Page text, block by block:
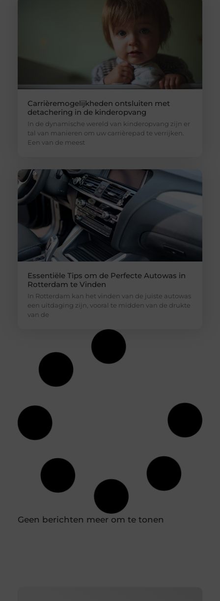
Carrièremogelijkheden ontsluiten met
detachering in de kinderopvang
In de dynamische wereld van kinderopvang zijn er
tal van manieren om uw carrièrepad te verrijken.
Een van de meest
Essentiële Tips om de Perfecte Autowas in
Rotterdam te Vinden
In Rotterdam kan het vinden van de juiste autowas
een uitdaging zijn, vooral te midden van de drukte
van de
de juiste productkeuzes
Je loopt een drogisterij binnen of scrolt online en
de hoeveelheid potjes, tubes en flesjes is
overweldigend. Het ene product